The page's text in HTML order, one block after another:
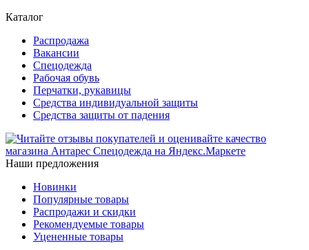
Каталог
Распродажа
Вакансии
Спецодежда
Рабочая обувь
Перчатки, рукавицы
Средства индивидуальной защиты
Средства защиты от падения
Наши предложения
Новинки
Популярные товары
Распродажи и скидки
Рекомендуемые товары
Уцененные товары